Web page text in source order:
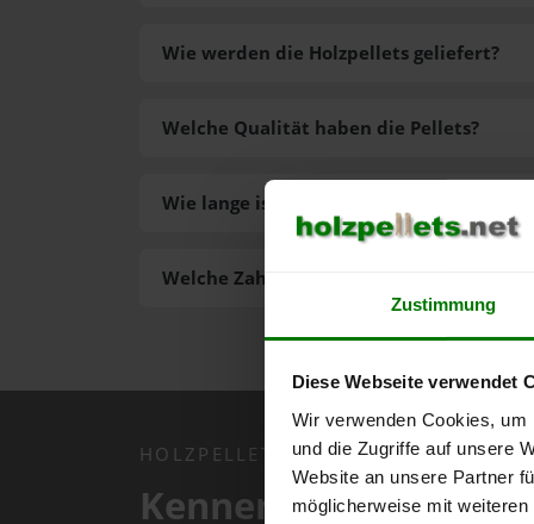
Zustimmung
Diese Webseite verwendet
Wir verwenden Cookies,
und die Zugriffe auf unsere
Website an unsere Partner
möglicherweise mit
Wie werden die Holzpellets geliefert?
Welche Zahlungsarten gibt es?
Welche Qualität haben die Pellets?
Wie lange ist die Lieferzeit der Pellets?
HOLZPELLETS.NET APP
Kennen Sie schon